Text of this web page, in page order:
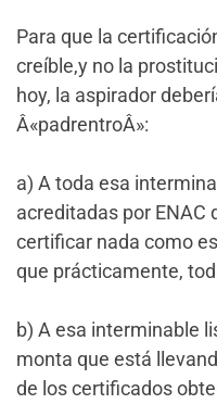
Para que la
creíble,y no la
hoy, la aspirador
Â«padrentroÂ»:
a) A toda esa
acreditadas por ENAC
certificar nada como
que prácticamente,
b) A esa interminable
monta que está
de los certificados